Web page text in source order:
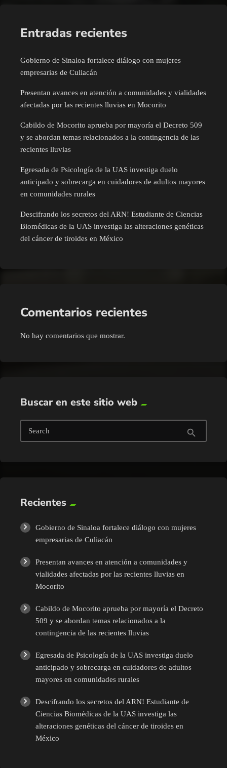
Entradas recientes
Gobierno de Sinaloa fortalece diálogo con mujeres
empresarias de Culiacán
Presentan avances en atención a comunidades y vialidades
afectadas por las recientes lluvias en Mocorito
Cabildo de Mocorito aprueba por mayoría el Decreto 509
y se abordan temas relacionados a la contingencia de las
recientes lluvias
Egresada de Psicología de la UAS investiga duelo
anticipado y sobrecarga en cuidadores de adultos mayores
en comunidades rurales
Descifrando los secretos del ARN! Estudiante de Ciencias
Biomédicas de la UAS investiga las alteraciones genéticas
del cáncer de tiroides en México
Comentarios recientes
No hay comentarios que mostrar.
Buscar en este sitio web
Search search
Recientes
Gobierno de Sinaloa fortalece diálogo con mujeres
empresarias de Culiacán
Presentan avances en atención a comunidades y
vialidades afectadas por las recientes lluvias en
Mocorito
Cabildo de Mocorito aprueba por mayoría el Decreto
509 y se abordan temas relacionados a la
contingencia de las recientes lluvias
Egresada de Psicología de la UAS investiga duelo
anticipado y sobrecarga en cuidadores de adultos
mayores en comunidades rurales
Descifrando los secretos del ARN! Estudiante de
Ciencias Biomédicas de la UAS investiga las
alteraciones genéticas del cáncer de tiroides en
México